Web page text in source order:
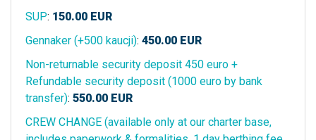
SUP: 150.00 EUR
Gennaker (+500 kaucji): 450.00 EUR
Non-returnable security deposit 450 euro +
Refundable security deposit (1000 euro by bank
transfer): 550.00 EUR
CREW CHANGE (available only at our charter base,